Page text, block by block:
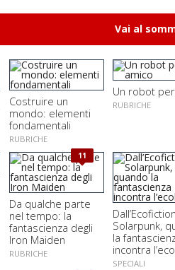
Vai al
Costruire un
mondo: elementi
fondamentali
RUBRICHE
Un robot
RUBRICHE
11
Da qualche parte
nel tempo: la
fantascienza degli
Iron Maiden
RUBRICHE
Solarpunk,
la
incontra
SPECIALI